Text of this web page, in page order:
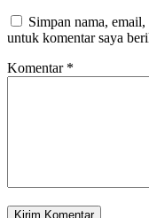
Simpan nama,
untuk komentar saya
Komentar *